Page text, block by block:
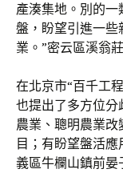
產湊集地。別的
盤，盼望引進一
業。”密云區溪翁
在北京市“百千工
也提出了多方位分
農業、聰明農業改
目；有盼望盤活
義區牛欄山鎮前